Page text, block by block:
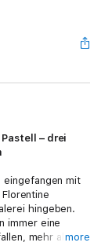
– drei
eingefangen mit
hingeben.
immer eine
mehr alsmore